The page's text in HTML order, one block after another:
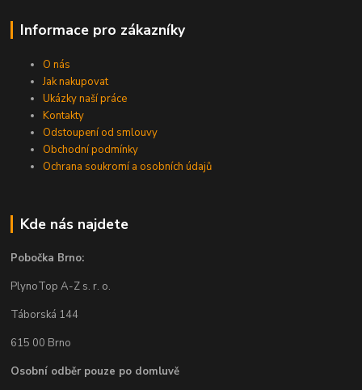
Informace pro zákazníky
O nás
Jak nakupovat
Ukázky naší práce
Kontakty
Odstoupení od smlouvy
Obchodní podmínky
Ochrana soukromí a osobních údajů
Kde nás najdete
Pobočka Brno:
PlynoTop A-Z s. r. o.
Táborská 144
615 00 Brno
Osobní odběr pouze po domluvě